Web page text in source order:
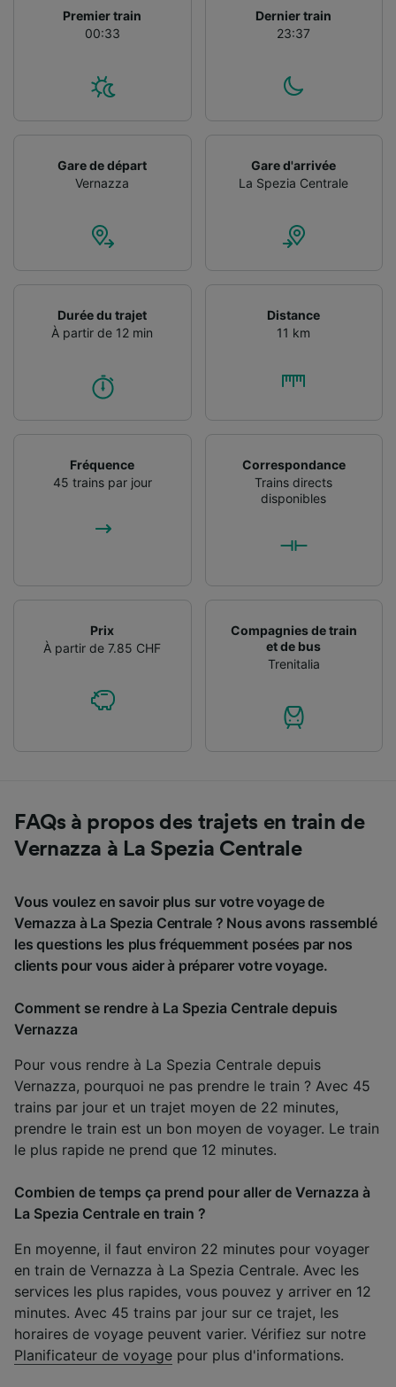
Premier train
00:33
Dernier train
23:37
Gare de départ
Vernazza
Gare d'arrivée
La Spezia Centrale
Durée du trajet
À partir de 12 min
Distance
11 km
Fréquence
45 trains par jour
Correspondance
Trains directs
disponibles
Prix
À partir de 7.85 CHF
Compagnies de train
et de bus
Trenitalia
FAQs à propos des trajets en train de
Vernazza à La Spezia Centrale
Vous voulez en savoir plus sur votre voyage de
Vernazza à La Spezia Centrale ? Nous avons rassemblé
les questions les plus fréquemment posées par nos
clients pour vous aider à préparer votre voyage.
Comment se rendre à La Spezia Centrale depuis
Vernazza
Pour vous rendre à La Spezia Centrale depuis
Vernazza, pourquoi ne pas prendre le train ? Avec 45
trains par jour et un trajet moyen de 22 minutes,
prendre le train est un bon moyen de voyager. Le train
le plus rapide ne prend que 12 minutes.
Combien de temps ça prend pour aller de Vernazza à
La Spezia Centrale en train ?
En moyenne, il faut environ 22 minutes pour voyager
en train de Vernazza à La Spezia Centrale. Avec les
services les plus rapides, vous pouvez y arriver en 12
minutes. Avec 45 trains par jour sur ce trajet, les
horaires de voyage peuvent varier. Vérifiez sur notre
Planificateur de voyage pour plus d'informations.
Utiliser des données de géolocalisation
précises. Analyser activement les
informations sur un appareil. Publicités et
contenu personnalisés, mesure de
performance des publicités et du contenu,
études d’audience et développement de
services.
Liste de nos partenaires (fournisseurs)